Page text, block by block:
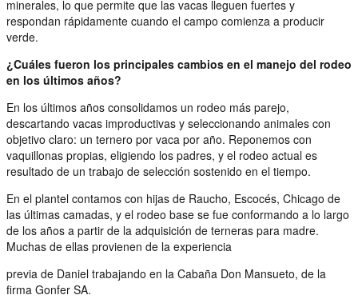
minerales, lo que permite que las vacas lleguen fuertes y
respondan rápidamente cuando el campo comienza a producir
verde.
¿Cuáles fueron los principales cambios en el manejo del rodeo
en los últimos años?
En los últimos años consolidamos un rodeo más parejo,
descartando vacas improductivas y seleccionando animales con
objetivo claro: un ternero por vaca por año. Reponemos con
vaquillonas propias, eligiendo los padres, y el rodeo actual es
resultado de un trabajo de selección sostenido en el tiempo.
En el plantel contamos con hijas de Raucho, Escocés, Chicago de
las últimas camadas, y el rodeo base se fue conformando a lo largo
de los años a partir de la adquisición de terneras para madre.
Muchas de ellas provienen de la experiencia
previa de Daniel trabajando en la Cabaña Don Mansueto, de la
firma Gonfer SA.